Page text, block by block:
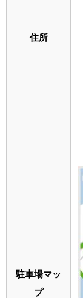
住所
駐車場マッ
プ